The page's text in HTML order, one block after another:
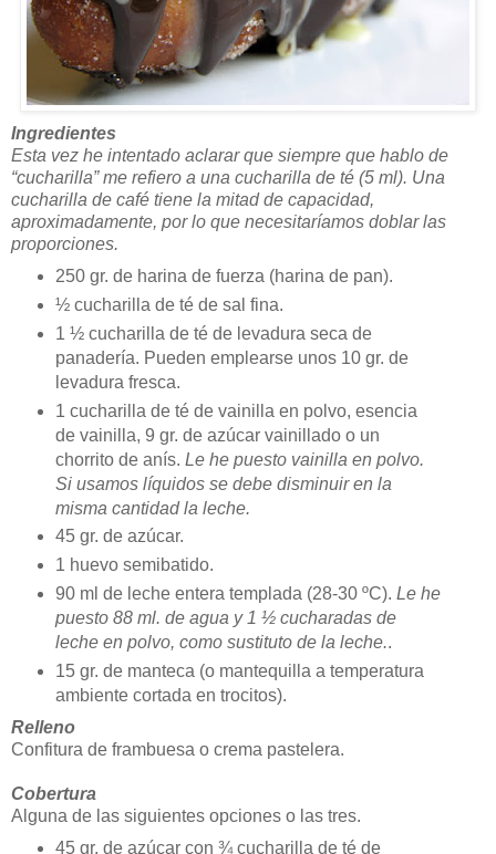
Ingredientes
Esta vez he intentado aclarar que siempre que hablo de
“cucharilla” me refiero a una cucharilla de té (5 ml). Una
cucharilla de café tiene la mitad de capacidad,
aproximadamente, por lo que necesitaríamos doblar las
proporciones.
250 gr. de harina de fuerza (harina de pan).
½ cucharilla de té de sal fina.
1 ½ cucharilla de té de levadura seca de
panadería. Pueden emplearse unos 10 gr. de
levadura fresca.
1 cucharilla de té de vainilla en polvo, esencia
de vainilla, 9 gr. de azúcar vainillado o un
chorrito de anís. Le he puesto vainilla en polvo.
Si usamos líquidos se debe disminuir en la
misma cantidad la leche.
45 gr. de azúcar.
1 huevo semibatido.
90 ml de leche entera templada (28-30 ºC). Le he
puesto 88 ml. de agua y 1 ½ cucharadas de
leche en polvo, como sustituto de la leche..
15 gr. de manteca (o mantequilla a temperatura
ambiente cortada en trocitos).
Relleno
Confitura de frambuesa o crema pastelera.
Cobertura
Alguna de las siguientes opciones o las tres.
45 gr. de azúcar con ¾ cucharilla de té de